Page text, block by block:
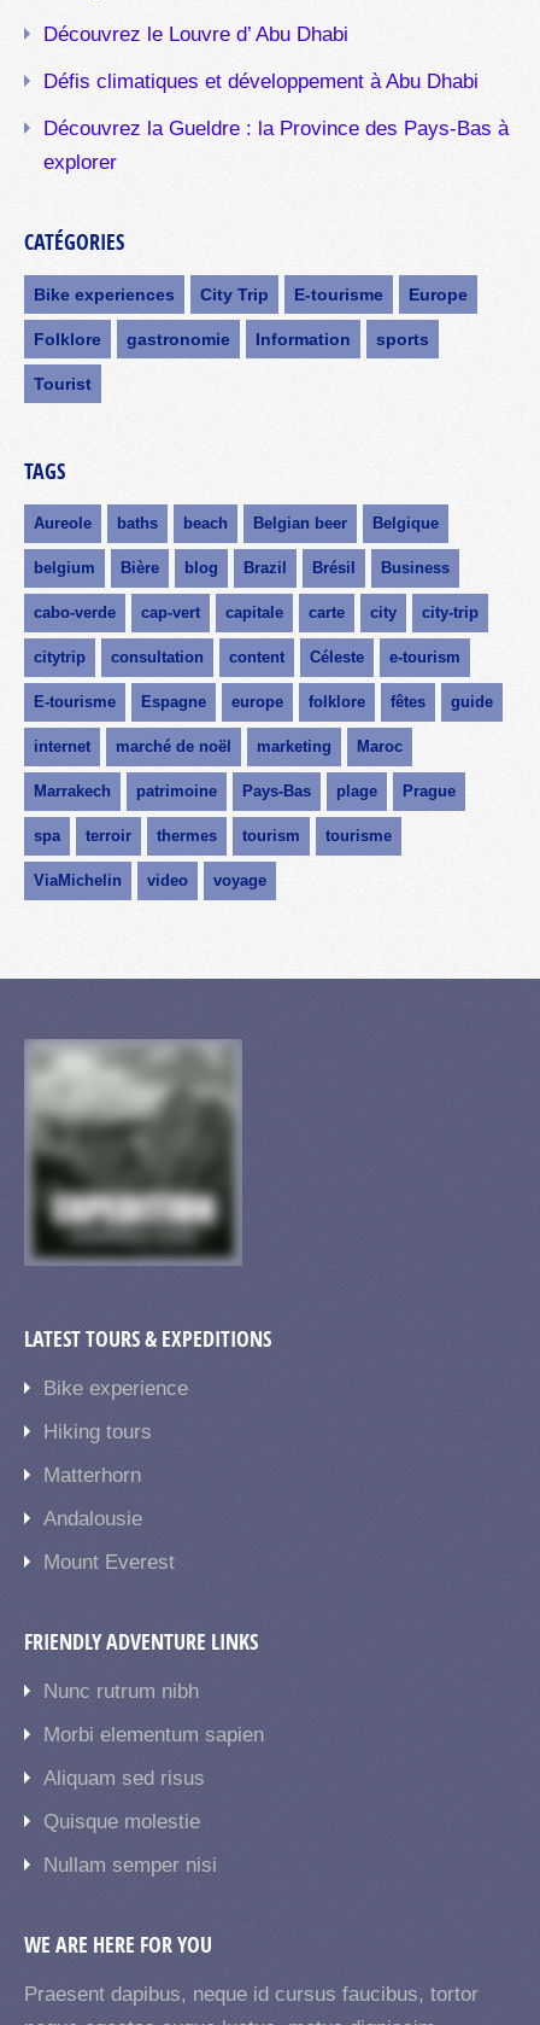
Découvrez le Louvre d’ Abu Dhabi
Défis climatiques et développement à Abu Dhabi
Découvrez la Gueldre : la Province des Pays-Bas à
explorer
CATÉGORIES
Bike experiences City Trip E-tourisme Europe
Folklore gastronomie Information sports
Tourist
TAGS
Aureole baths beach Belgian beer Belgique
belgium Bière blog Brazil Brésil Business
cabo-verde cap-vert capitale carte city city-trip
citytrip consultation content Céleste e-tourism
E-tourisme Espagne europe folklore fêtes guide
internet marché de noël marketing Maroc
Marrakech patrimoine Pays-Bas plage Prague
spa terroir thermes tourism tourisme
ViaMichelin video voyage
LATEST TOURS & EXPEDITIONS
Bike experience
Hiking tours
Matterhorn
Andalousie
Mount Everest
FRIENDLY ADVENTURE LINKS
Nunc rutrum nibh
Morbi elementum sapien
Aliquam sed risus
Quisque molestie
Nullam semper nisi
WE ARE HERE FOR YOU
Praesent dapibus, neque id cursus faucibus, tortor